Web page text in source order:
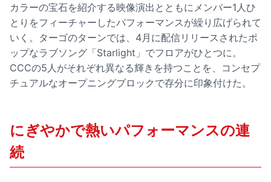
カラーの宝石を紹介する映像演出とともにメンバー1人ひ
とりをフィーチャーしたパフォーマンスが繰り広げられて
いく。ターゴのターンでは、4月に配信リリースされたポ
ップなラブソング「Starlight」でフロアがひとつに。
CCCの5人がそれぞれ異なる輝きを持つことを、コンセプ
チュアルなオープニングブロックで存分に印象付けた。
にぎやかで熱いパフォーマンスの連
続